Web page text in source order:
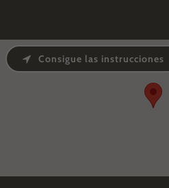
Consigue las instrucciones